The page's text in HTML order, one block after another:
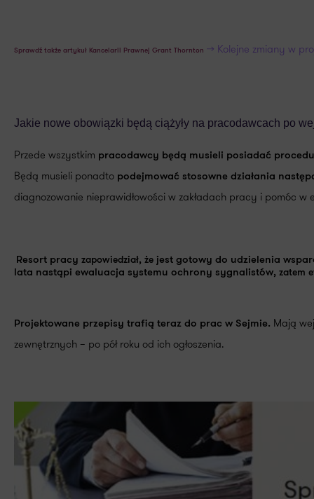
Sprawdź także artykuł Kancelarii Prawnej Grant Thornton >> Kolejne zmiany w
Jakie nowe obowiązki będą ciążyły na pracodawcach po
Przede wszystkim pracodawcy będą musieli posiadać
Będą musieli ponadto podejmować stosowne działania
diagnozowanie nieprawidłowości w zakładach pracy i pomóc w
Resort pracy zapowiedział, że jest gotowy do udzielenia
lata nastąpi ewaluacja systemu ochrony sygnalistów, zatem
Projektowane przepisy trafią teraz do prac w Sejmie. Mają
zewnętrznych – po pół roku od ich ogłoszenia.